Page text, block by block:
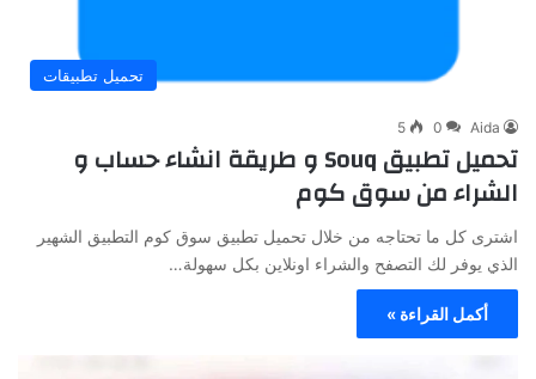
تحميل تطبيقات
Aida
0
5
تحميل تطبيق Souq و طريقة انشاء حساب و
الشراء من سوق كوم
اشترى كل ما تحتاجه من خلال تحميل تطبيق سوق كوم التطبيق الشهير
الذي يوفر لك التصفح والشراء اونلاين بكل سهولة…
أكمل القراءة »